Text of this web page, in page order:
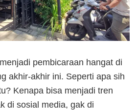
pembicaraan hangat di
akhir-akhir ini. Seperti apa sih
Kenapa bisa menjadi tren
di sosial media, gak di